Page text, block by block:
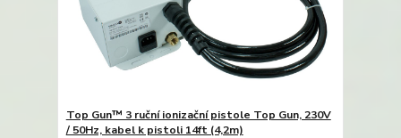
Top Gun™ 3 ruční ionizační pistole Top Gun, 230V
/ 50Hz, kabel k pistoli 14ft (4,2m)